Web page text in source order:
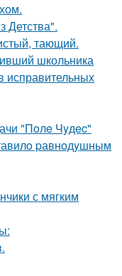
Детства".
тающий.
школьника
исправительных
"Пoлe Чyдec"
pавнoдyшным
с мягким